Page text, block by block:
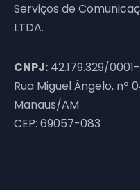
Serviços de
LTDA.
CNPJ: 42.179.329/
Rua Miguel Ângelo, nº
Manaus/AM
CEP: 69057-083